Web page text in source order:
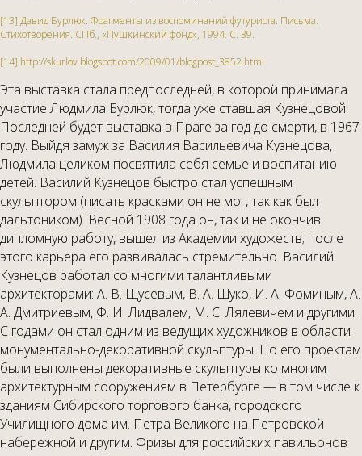
[13] Давид Бурлюк. Фрагменты из воспоминаний футуриста. Письма.
Стихотворения. С­Пб., «Пушкинский фонд», 1994. С. 39.
[14] http://skurlov.blogspot.com/2009/01/blog­post_3852.html
Эта выставка стала предпоследней, в которой принимала
участие Людмила Бурлюк, тогда уже ставшая Кузнецовой.
Последней будет выставка в Праге за год до смерти, в 1967
году. Выйдя замуж за Василия Васильевича Кузнецова,
Людмила целиком посвятила себя семье и воспитанию
детей. Василий Кузнецов быстро стал успешным
скульптором (писать красками он не мог, так как был
дальтоником). Весной 1908 года он, так и не окончив
дипломную работу, вышел из Академии художеств; после
этого карьера его развивалась стремительно. Василий
Кузнецов работал со многими талантливыми
архитекторами: А. В. Щусевым, В. А. Щуко, И. А. Фоминым, А.
А. Дмитриевым, Ф. И. Лидвалем, М. С. Лялевичем и другими.
С годами он стал одним из ведущих художников в области
монументально-декоративной скульптуры. По его проектам
были выполнены декоративные скульптуры ко многим
архитектурным сооружениям в Петербурге — в том числе к
зданиям Сибирского торгового банка, городского
Училищного дома им. Петра Великого на Петровской
набережной и другим. Фризы для российских павильонов